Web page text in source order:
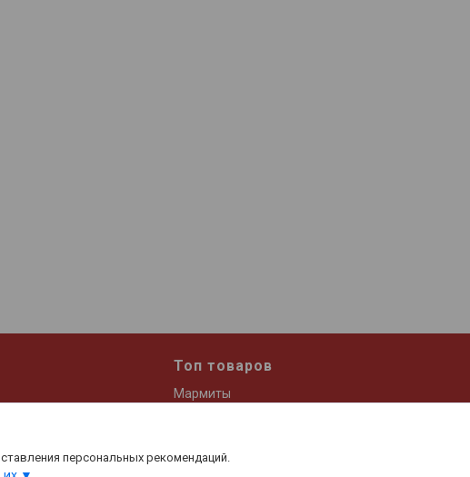
чая и кофе
Топ товаров
Мармиты
персональных рекомендаций.